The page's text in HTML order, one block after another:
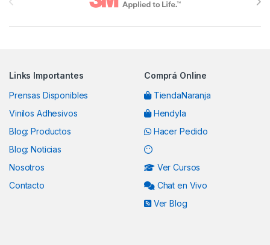
Links Importantes
Prensas Disponibles
Vinilos Adhesivos
Blog: Productos
Blog: Noticias
Nosotros
Contacto
Comprá Online
TiendaNaranja
Hendyla
Hacer Pedido
Ver Cursos
Chat en Vivo
Ver Blog